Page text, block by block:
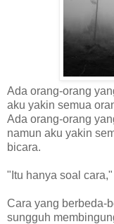
Ada orang-orang
aku yakin semua
Ada orang-orang
namun aku yakin
bicara.
"Itu hanya soal
Cara yang berbeda-
sungguh